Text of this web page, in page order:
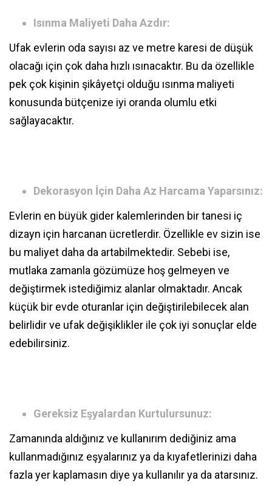
Isınma Maliyeti Daha Azdır:
Ufak evlerin oda sayısı az ve metre karesi de düşük
olacağı için çok daha hızlı ısınacaktır. Bu da özellikle
pek çok kişinin şikâyetçi olduğu ısınma maliyeti
konusunda bütçenize iyi oranda olumlu etki
sağlayacaktır.
Dekorasyon İçin Daha Az Harcama Yaparsınız:
Evlerin en büyük gider kalemlerinden bir tanesi iç
dizayn için harcanan ücretlerdir. Özellikle ev sizin ise
bu maliyet daha da artabilmektedir. Sebebi ise,
mutlaka zamanla gözümüze hoş gelmeyen ve
değiştirmek istediğimiz alanlar olmaktadır. Ancak
küçük bir evde oturanlar için değiştirilebilecek alan
belirlidir ve ufak değişiklikler ile çok iyi sonuçlar elde
edebilirsiniz.
Gereksiz Eşyalardan Kurtulursunuz:
Zamanında aldığınız ve kullanırım dediğiniz ama
kullanmadığınız eşyalarınız ya da kıyafetlerinizi daha
fazla yer kaplamasın diye ya kullanılır ya da atarsınız.